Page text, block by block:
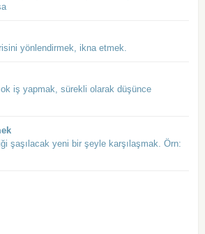
yönlendirmek, ikna etmek.
iş yapmak, sürekli olarak düşünce
şaşılacak yeni bir şeyle karşılaşmak. Örn: